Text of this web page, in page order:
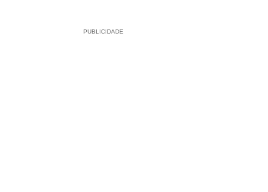
PUBLICIDADE